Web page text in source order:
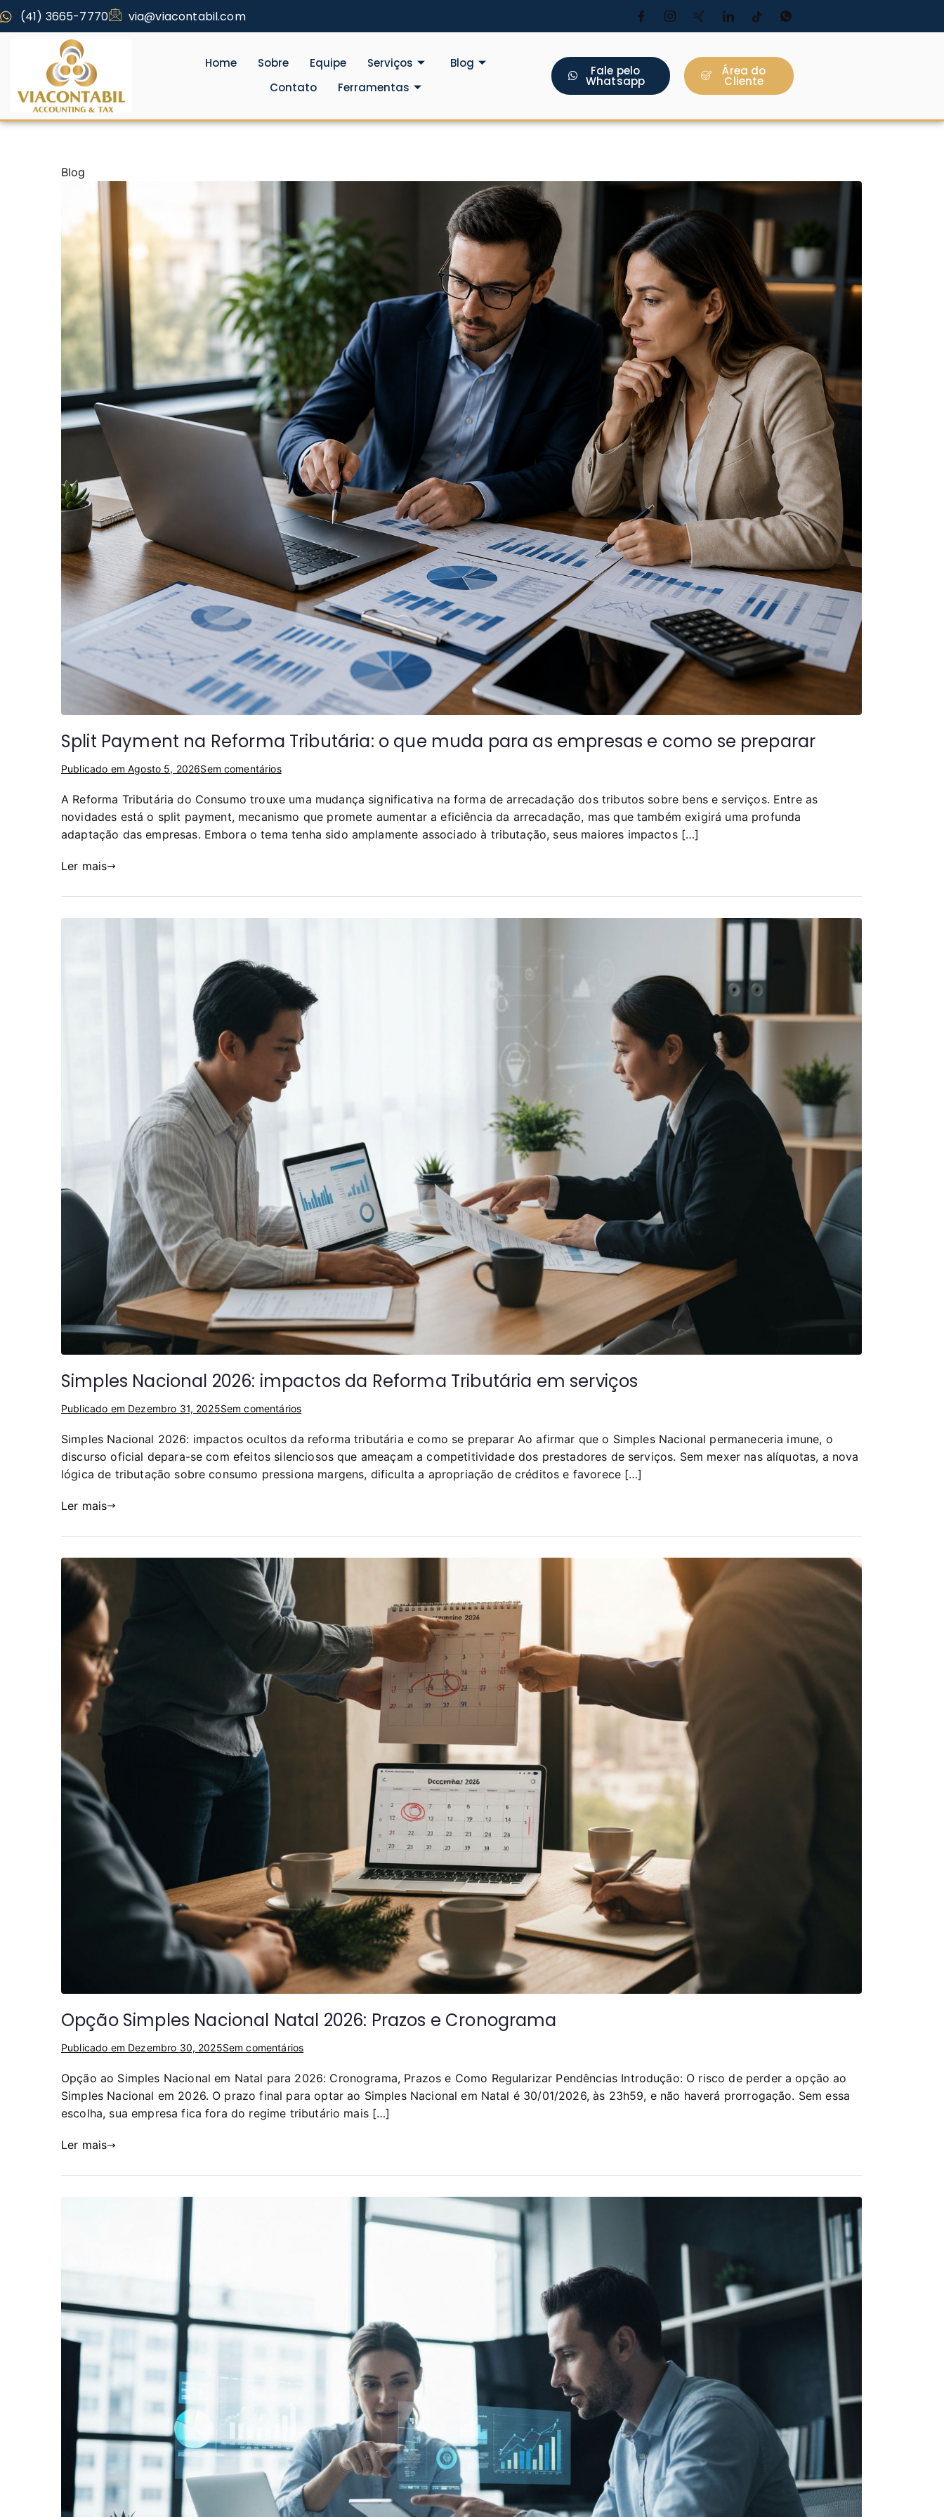
(41) 3665-7770 via@viacontabil.com
Home Sobre Equipe Serviços
Blog
Contato
Ferramentas
Fale pelo
Whatsapp
Área do
Cliente
Blog
Split Payment na Reforma Tributária: o que muda para as empresas e como se preparar
Publicado emAgosto 5, 2026Sem comentários
A Reforma Tributária do Consumo trouxe uma mudança significativa na forma de arrecadação dos tributos sobre bens e serviços. Entre as
novidades está o split payment, mecanismo que promete aumentar a eficiência da arrecadação, mas que também exigirá uma profunda
adaptação das empresas. Embora o tema tenha sido amplamente associado à tributação, seus maiores impactos […]
Ler mais
Simples Nacional 2026: impactos da Reforma Tributária em serviços
Publicado em Dezembro 31, 2025Sem comentários
Simples Nacional 2026: impactos ocultos da reforma tributária e como se preparar Ao afirmar que o Simples Nacional permaneceria imune, o
discurso oficial depara-se com efeitos silenciosos que ameaçam a competitividade dos prestadores de serviços. Sem mexer nas alíquotas, a nova
lógica de tributação sobre consumo pressiona margens, dificulta a apropriação de créditos e favorece […]
Ler mais
Opção Simples Nacional Natal 2026: Prazos e Cronograma
Publicado em Dezembro 30, 2025Sem comentários
Opção ao Simples Nacional em Natal para 2026: Cronograma, Prazos e Como Regularizar Pendências Introdução: O risco de perder a opção ao
Simples Nacional em 2026. O prazo final para optar ao Simples Nacional em Natal é 30/01/2026, às 23h59, e não haverá prorrogação. Sem essa
escolha, sua empresa fica fora do regime tributário mais […]
Ler mais